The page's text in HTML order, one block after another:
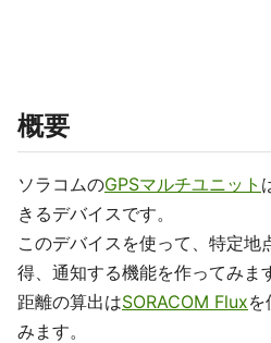
概要
ソラコムのGPSマルチユニット
きるデバイスです。
このデバイスを使って、特定地
得、通知する機能を作ってみま
距離の算出はSORACOM Flux
みます。